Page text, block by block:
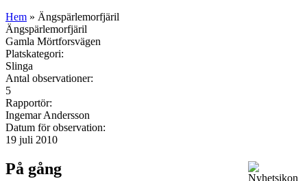
Hem » Ängspärlemorfjäril
Ängspärlemorfjäril
Gamla Mörtforsvägen
Platskategori:
Slinga
Antal observationer:
5
Rapportör:
Ingemar Andersson
Datum för observation:
19 juli 2010
På gång